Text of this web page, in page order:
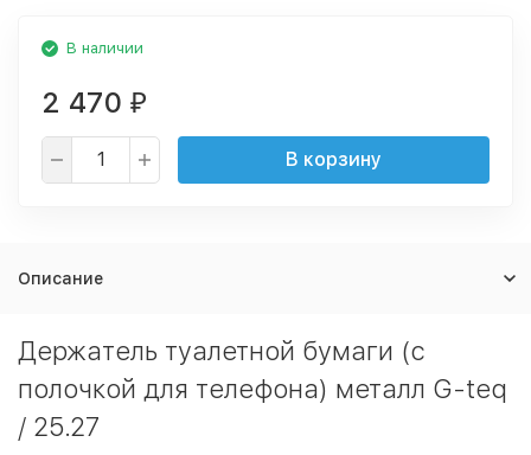
В наличии
2 470 ₽
В корзину
Описание
Держатель туалетной бумаги (с
полочкой для телефона) металл G-teq
/ 25.27